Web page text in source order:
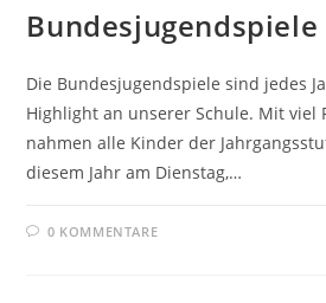
Bundesjugendspiele
Die Bundesjugendspiele sind jedes
Highlight an unserer Schule. Mit viel
nahmen alle Kinder der
diesem Jahr am Dienstag,…
0 KOMMENTARE